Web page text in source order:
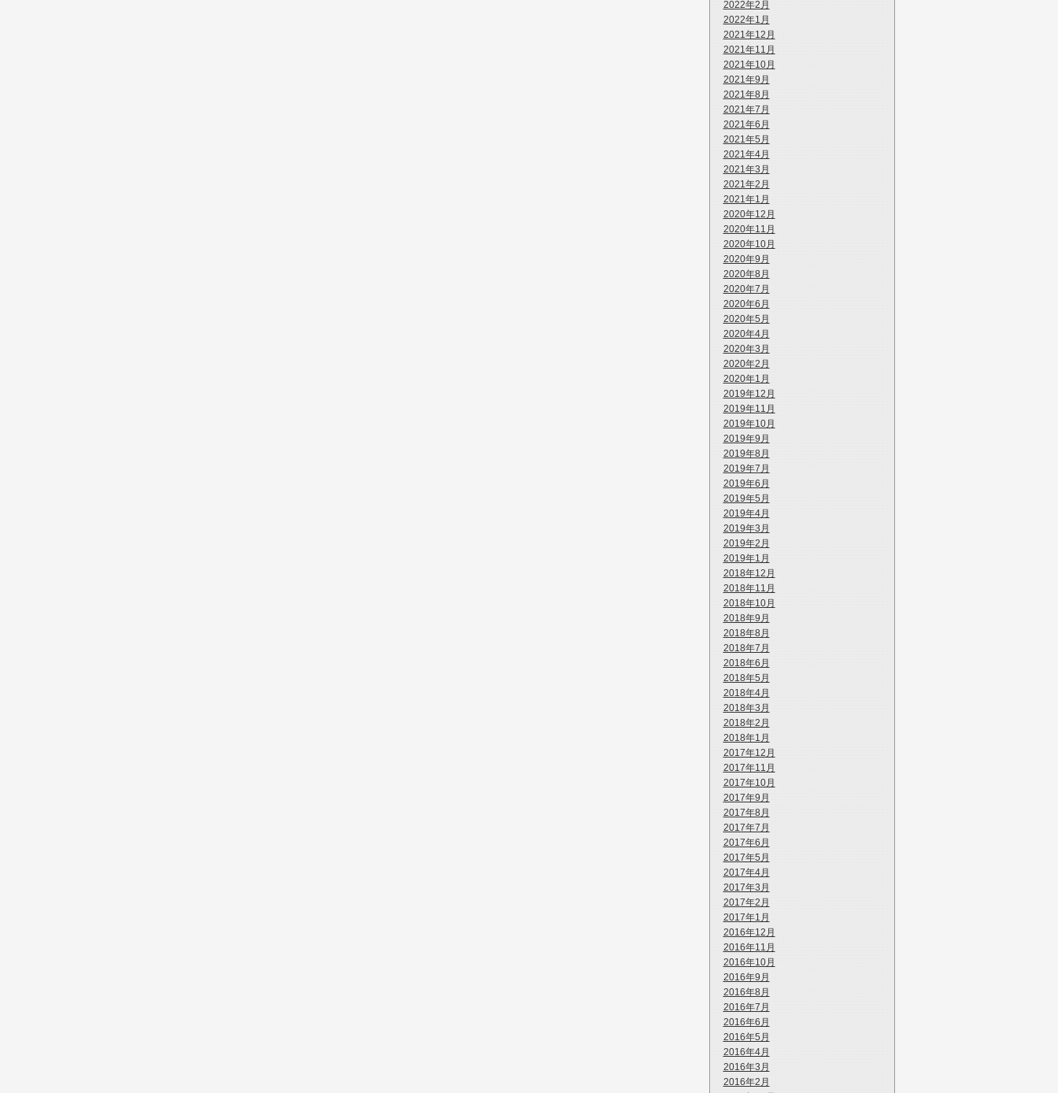
2022年2月
2022年1月
2021年12月
2021年11月
2021年10月
2021年9月
2021年8月
2021年7月
2021年6月
2021年5月
2021年4月
2021年3月
2021年2月
2021年1月
2020年12月
2020年11月
2020年10月
2020年9月
2020年8月
2020年7月
2020年6月
2020年5月
2020年4月
2020年3月
2020年2月
2020年1月
2019年12月
2019年11月
2019年10月
2019年9月
2019年8月
2019年7月
2019年6月
2019年5月
2019年4月
2019年3月
2019年2月
2019年1月
2018年12月
2018年11月
2018年10月
2018年9月
2018年8月
2018年7月
2018年6月
2018年5月
2018年4月
2018年3月
2018年2月
2018年1月
2017年12月
2017年11月
2017年10月
2017年9月
2017年8月
2017年7月
2017年6月
2017年5月
2017年4月
2017年3月
2017年2月
2017年1月
2016年12月
2016年11月
2016年10月
2016年9月
2016年8月
2016年7月
2016年6月
2016年5月
2016年4月
2016年3月
2016年2月